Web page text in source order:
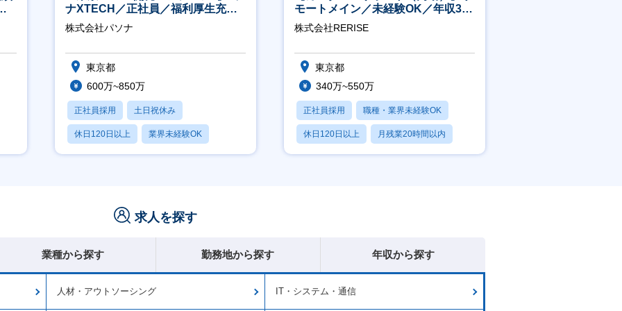
ナXTECH／正社員／福利厚生充実
◎】
株式会社パソナ
東京都
600万~850万
正社員採用 土日祝休み
休日120日以上 業界未経験OK
産休・育休あり
モートメイン／未経験OK／年収340
万～／年間休日125日
株式会社RERISE
東京都
340万~550万
正社員採用 職種・業界未経験OK
休日120日以上 月残業20時間以内
賞与あり
求人を探す
業種から探す 勤務地から探す 年収から探す
人材・アウトソーシング IT・システム・通信